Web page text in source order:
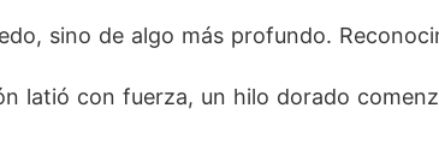
sino de algo más profundo.
latió con fuerza, un hilo dorado